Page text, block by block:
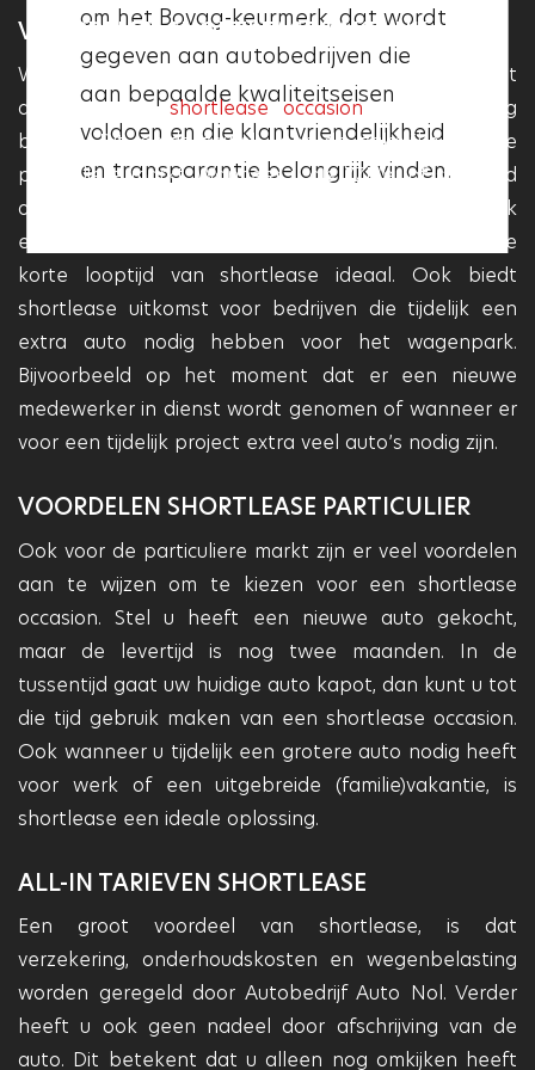
VOORDELEN SHORTLEASE ZAKELIJK
Wanneer u tijdelijk een tekort heeft aan mobiliteit
dan kan eenshortlease occasionu een uitweg
bieden. Dit geldt zowel voor de zakelijke als de
particuliere markt. Wanneer u als ZZP’er of startend
ondernemer een auto nodig hebt, maar niet gelijk
een langdurig leasecontract wilt aangaan, dan is de
korte looptijd van shortlease ideaal. Ook biedt
shortlease uitkomst voor bedrijven die tijdelijk een
extra auto nodig hebben voor het wagenpark.
Bijvoorbeeld op het moment dat er een nieuwe
medewerker in dienst wordt genomen of wanneer er
voor een tijdelijk project extra veel auto’s nodig zijn.
VOORDELEN SHORTLEASE PARTICULIER
Ook voor de particuliere markt zijn er veel voordelen
aan te wijzen om te kiezen voor een shortlease
occasion. Stel u heeft een nieuwe auto gekocht,
maar de levertijd is nog twee maanden. In de
tussentijd gaat uw huidige auto kapot, dan kunt u tot
die tijd gebruik maken van een shortlease occasion.
Ook wanneer u tijdelijk een grotere auto nodig heeft
voor werk of een uitgebreide (familie)vakantie, is
shortlease een ideale oplossing.
ALL-IN TARIEVEN SHORTLEASE
Een groot voordeel van shortlease, is dat
verzekering, onderhoudskosten en wegenbelasting
worden geregeld door Autobedrijf Auto Nol. Verder
heeft u ook geen nadeel door afschrijving van de
auto. Dit betekent dat u alleen nog omkijken heeft
garage het Vakgarage logo heeft,
betekent dit dat deze aan deze
kwaliteitseisen voldoet en dat
deze garage betrouwbaar en
professioneel is.
om het Bovag-keurmerk, dat wordt
gegeven aan autobedrijven die
aan bepaalde kwaliteitseisen
voldoen en die klantvriendelijkheid
en transparantie belangrijk vinden.